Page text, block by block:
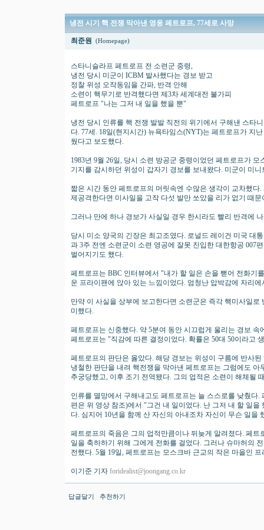
냉전 시기 핵 전쟁 막아낸 영웅 페트로프, 77세로 사망
최준원 (Homepage)
스타니슬라프 페트로프 전 소련군 중령,
냉전 당시 미군이 ICBM 발사했다는 경보 받고
정찰 위성 오작동임을 간파, 반격 안해
소련이 핵무기로 반격했다면 제3차 세계대전 불가피
페트로프 "나는 그저 내 일을 했을 뿐"
냉전 당시 인류를 핵 전쟁 발발 직전의 위기에서 구해낸 스타
다. 77세. 18일(현지시간) 뉴욕타임스(NYT)는 페트로프가 지
뒀다고 보도했다.
1983년 9월 26일, 당시 소련 방공군 중령이었던 페트로프가
기지를 감시하던 위성이 갑자기 경보를 보내왔다. 미군이 미
짧은 시간 동안 페트로프의 머릿속엔 수많은 생각이 교차했
제공격한다면 미사일을 고작 다섯 발만 쏘았을 리가 없기 때문
그러나 만에 하나 경보가 사실일 경우 한시라도 빨리 반격에
당시 미소 양국의 긴장은 최고조였다. 로널드 레이건 미국 대
과 3주 전엔 소련군이 소련 영공에 잘못 진입한 대한항공 007
벌어지기도 했다.
페트로프는 BBC 인터뷰에서 "내가 할 일은 손을 뻗어 전화기
운 프라이팬에 앉아 있는 느낌이었다. 엄청난 압박감에 자리
만약 이 사실을 상부에 보고한다면 소련군은 즉각 핵미사일
미했다.
페트로프는 신중했다. 약 5분여 동안 시끄럽게 울리는 경보
페트로프는 "직감에 따른 결정이었다. 확률은 50대 50이라고
페트로프의 판단은 옳았다. 해당 경보는 위성이 구름에 반사
냉철한 판단을 내려 핵전쟁을 막아낸 페트로프는 그럼에도
추궁당했고, 이후 조기 전역됐다. 그의 업적은 소련이 해체될
인류를 멸망에서 구해내고도 페트로프는 늘 스스로를 낮췄다
편은 위 영상 참조)에서 "그건 내 일이었다. 난 그저 내 할 일
다. 심지어 10년을 함께 산 자신의 아내조차 자신이 무슨 일을
페트로프의 죽음은 그의 업적만큼이나 뒤늦게 알려졌다. 페
일을 축하하기 위해 그에게 전화를 걸었다. 그러나 슈마허의
전했다. 5월 19일, 페트로프는 모스크바 근교의 작은 마을인
이기준 기자 foridealist@joongang.co.kr
답글달기 추천하기